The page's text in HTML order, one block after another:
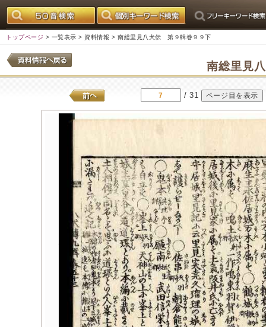
トップページ > 一覧表示 > 資料情報 > 南総里見八犬伝 第９輯巻９９下
南総里見
/ 31